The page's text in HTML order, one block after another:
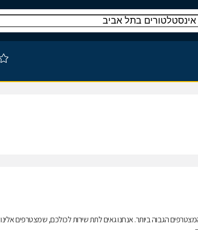
הגבוה ביותר. אנחנו גאים לתת שירות לכולכם, שמצטרפים אלינו